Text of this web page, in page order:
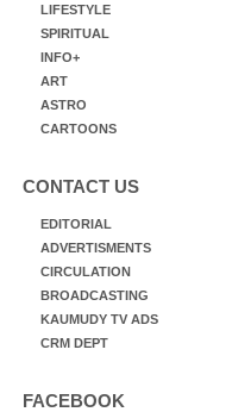
LIFESTYLE
SPIRITUAL
INFO+
ART
ASTRO
CARTOONS
CONTACT US
EDITORIAL
ADVERTISMENTS
CIRCULATION
BROADCASTING
KAUMUDY TV ADS
CRM DEPT
FACEBOOK